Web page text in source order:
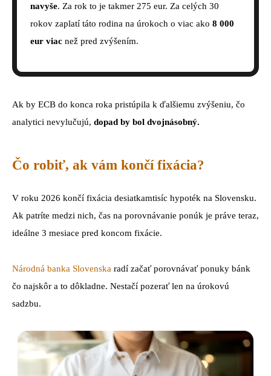
navyše. Za rok to je takmer 275 eur. Za celých 30
rokov zaplatí táto rodina na úrokoch o viac ako 8 000
eur viac než pred zvýšením.
Ak by ECB do konca roka pristúpila k ďalšiemu zvýšeniu, čo
analytici nevylučujú, dopad by bol dvojnásobný.
Čo robiť, ak vám končí fixácia?
V roku 2026 končí fixácia desiatkamtisíc hypoték na Slovensku.
Ak patríte medzi nich, čas na porovnávanie ponúk je práve teraz,
ideálne 3 mesiace pred koncom fixácie.
Národná banka Slovenska radí začať porovnávať ponuky bánk
čo najskôr a to dôkladne. Nestačí pozerať len na úrokovú
sadzbu.